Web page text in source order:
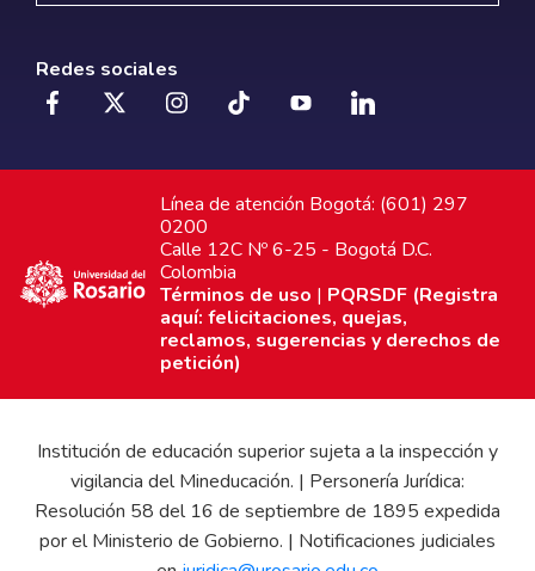
Redes sociales
Línea de atención Bogotá: (601) 297
0200
Calle 12C Nº 6-25 - Bogotá D.C.
Colombia
Términos de uso | PQRSDF (Registra
aquí: felicitaciones, quejas,
reclamos, sugerencias y derechos de
petición)
Institución de educación superior sujeta a la inspección y
vigilancia del Mineducación. | Personería Jurídica:
Resolución 58 del 16 de septiembre de 1895 expedida
por el Ministerio de Gobierno. | Notificaciones judiciales